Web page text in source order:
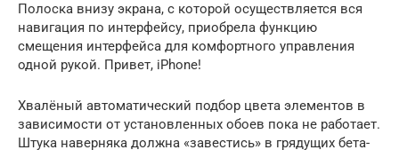
Полоска внизу экрана, с которой осуществляется вся
навигация по интерфейсу, приобрела функцию
смещения интерфейса для комфортного управления
одной рукой. Привет, iPhone!
Хвалёный автоматический подбор цвета элементов в
зависимости от установленных обоев пока не работает.
Штука наверняка должна «завестись» в грядущих бета-